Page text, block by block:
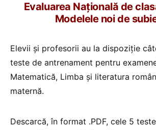
Evaluarea Națională de
Modelele noi de
Elevii și profesorii au la dispoziție
teste de antrenament pentru
Matematică, Limba și literatura
maternă.
Descarcă, în format .PDF, cele 5